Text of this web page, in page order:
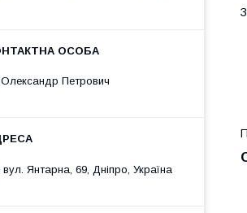
Олександр Петрович
вул. Янтарна, 69, Дніпро, Україна